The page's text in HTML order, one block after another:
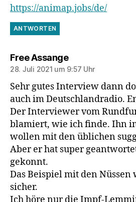
https://animap.jobs/de/
ANTWORTEN
Free Assangesagt:
28. Juli 2021 um 9:57 Uhr
Sehr gutes Interview dann
auch im Deutschlandradio.
Der Interviewer vom
blamiert, wie ich finde. Ihn
wollen mit den üblichen
Aber er hat super
gekonnt.
Das Beispiel mit den
sicher.